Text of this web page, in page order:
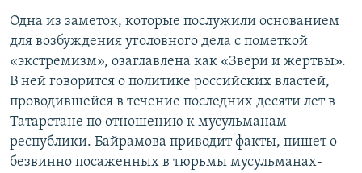
Одна из заметок, которые послужили основанием
для возбуждения уголовного дела с пометкой
«экстремизм», озаглавлена как «Звери и жертвы».
В ней говорится о политике российских властей,
проводившейся в течение последних десяти лет в
Татарстане по отношению к мусульманам
республики. Байрамова приводит факты, пишет о
безвинно посаженных в тюрьмы мусульманах-